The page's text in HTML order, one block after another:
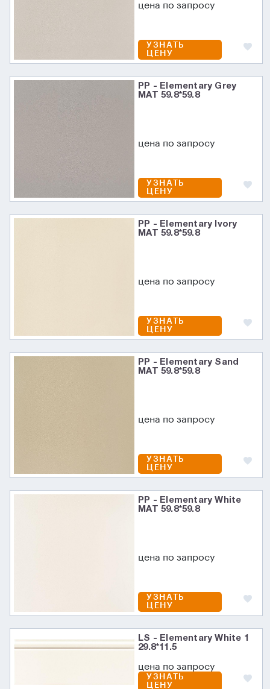
цена по запросу
УЗНАТЬ
ЦЕНУ
PP - Elementary Grey
MAT 59.8*59.8
цена по запросу
УЗНАТЬ
ЦЕНУ
PP - Elementary Ivory
MAT 59.8*59.8
цена по запросу
УЗНАТЬ
ЦЕНУ
PP - Elementary Sand
MAT 59.8*59.8
цена по запросу
УЗНАТЬ
ЦЕНУ
PP - Elementary White
MAT 59.8*59.8
цена по запросу
УЗНАТЬ
ЦЕНУ
LS - Elementary White 1
29.8*11.5
цена по запросу
УЗНАТЬ
ЦЕНУ